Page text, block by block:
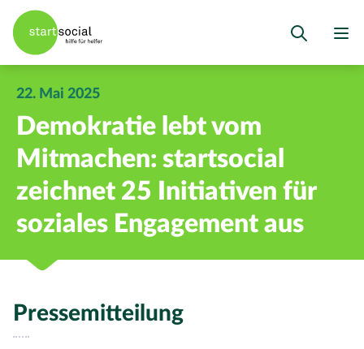
22. Mai 2025
Demokratie lebt vom
Mitmachen: startsocial
zeichnet 25 Initiativen für
soziales Engagement aus
Pressemitteilung